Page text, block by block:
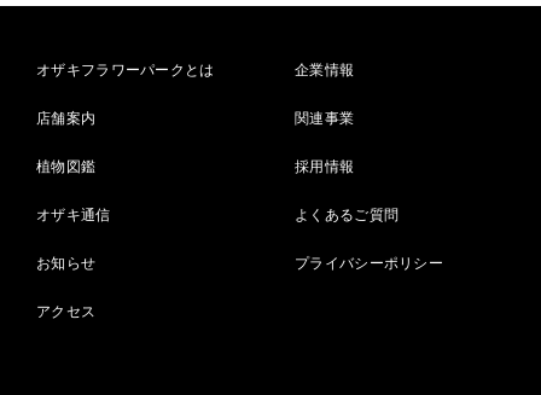
オザキフラワーパークとは
店舗案内
植物図鑑
オザキ通信
お知らせ
アクセス
企業情報
関連事業
採用情報
よくあるご質問
プライバシーポリシー